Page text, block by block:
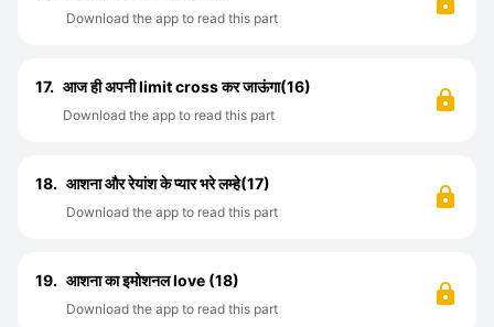
Download the app to read this part
17. आज ही अपनी limit cross कर जाऊंगा(16)
Download the app to read this part
18. आशना और रेयांश के प्यार भरे लम्हे(17)
Download the app to read this part
19. आशना का इमोशनल love (18)
Download the app to read this part